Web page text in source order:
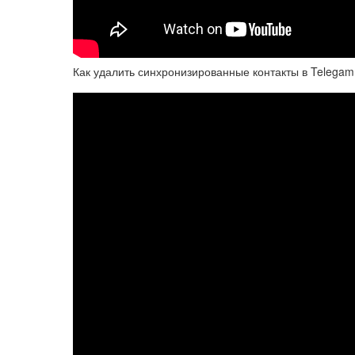
Как удалить синхронизированные контакты в